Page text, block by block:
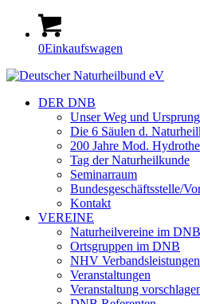
0Einkaufswagen
DER DNB
Unser Weg und Ursprung
Die 6 Säulen d.
200 Jahre Mod.
Tag der Naturheilkunde
Seminarraum
Bundesgeschäftsstelle/
Kontakt
VEREINE
Naturheilvereine im DNB
Ortsgruppen im DNB
NHV Verbandsleistungen
Veranstaltungen
Veranstaltung